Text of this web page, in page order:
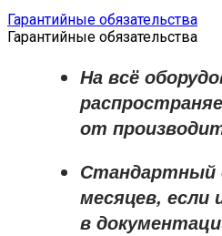
Гарантийные обязательства
Гарантийные обязательства
На всё
от
Стандартный
месяцев, если
в